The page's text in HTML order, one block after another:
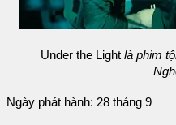
Under the Light là phim
Ngày phát hành: 28 tháng 9